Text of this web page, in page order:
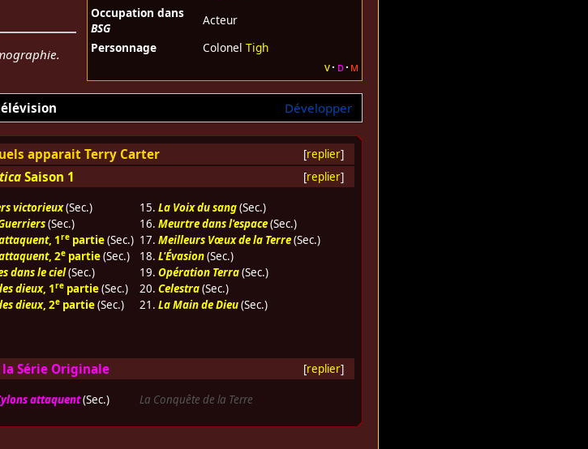
Occupation dans
BSG
Acteur
Personnage
ColonelTigh
v d m
Développer
[replier]
apparait Terry Carter
[replier]
Saison 1
victorieux(Sec.)
(Sec.)
, 1repartie(Sec.)
, 2epartie(Sec.)
dans le ciel(Sec.)
dieux, 1repartie(Sec.)
dieux, 2epartie(Sec.)
15. La Voix du sang(Sec.)
16. Meurtre dans l'espace(Sec.)
17. Meilleurs Vœux de la Terre(Sec.)
18. L'Évasion(Sec.)
19. Opération Terra(Sec.)
20. Celestra(Sec.)
21. La Main de Dieu(Sec.)
[replier]
Série Originale
attaquent(Sec.) La Conquête de la Terre